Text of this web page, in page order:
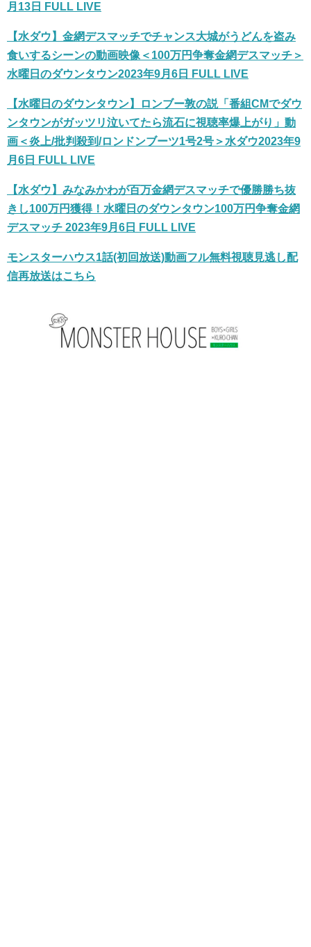
月13日 FULL LIVE
【水ダウ】金網デスマッチでチャンス大城がうどんを盗み
食いするシーンの動画映像＜100万円争奪金網デスマッチ＞
水曜日のダウンタウン2023年9月6日 FULL LIVE
【水曜日のダウンタウン】ロンブー敦の説「番組CMでダウ
ンタウンがガッツリ泣いてたら流石に視聴率爆上がり」動
画＜炎上/批判殺到/ロンドンブーツ1号2号＞水ダウ2023年9
月6日 FULL LIVE
【水ダウ】みなみかわが百万金網デスマッチで優勝勝ち抜
きし100万円獲得！水曜日のダウンタウン100万円争奪金網
デスマッチ 2023年9月6日 FULL LIVE
モンスターハウス1話(初回放送)動画フル無料視聴見逃し配
信再放送はこちら